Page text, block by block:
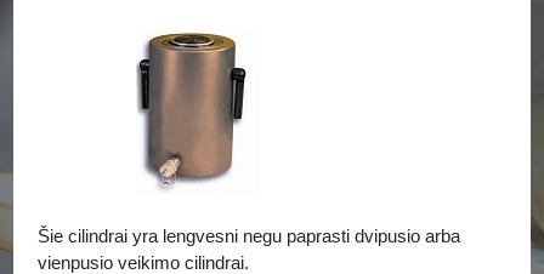
Šie cilindrai yra lengvesni negu paprasti dvipusio arba
vienpusio veikimo cilindrai.